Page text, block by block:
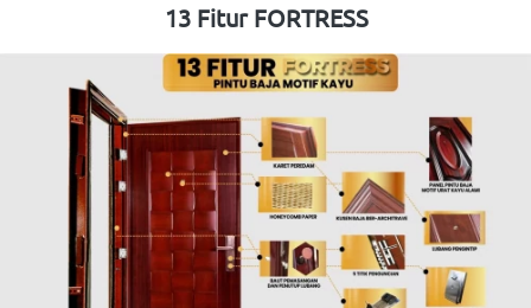
13 Fitur FORTRESS